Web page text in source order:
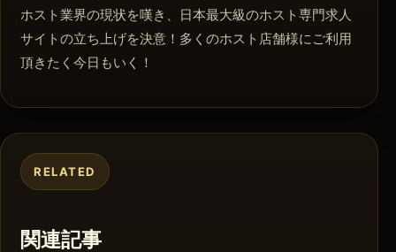
ホスト業界の現状を嘆き、日本最大級のホスト専門求人
サイトの立ち上げを決意！多くのホスト店舗様にご利用
頂きたく今日もいく！
RELATED
関連記事